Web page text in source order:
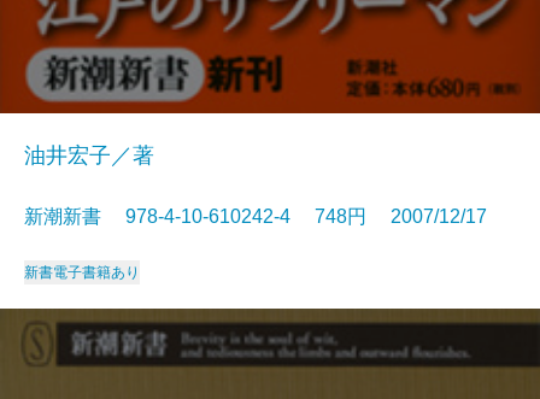
油井宏子／著
新潮新書 978-4-10-610242-4 748円 2007/12/17
新書電子書籍あり